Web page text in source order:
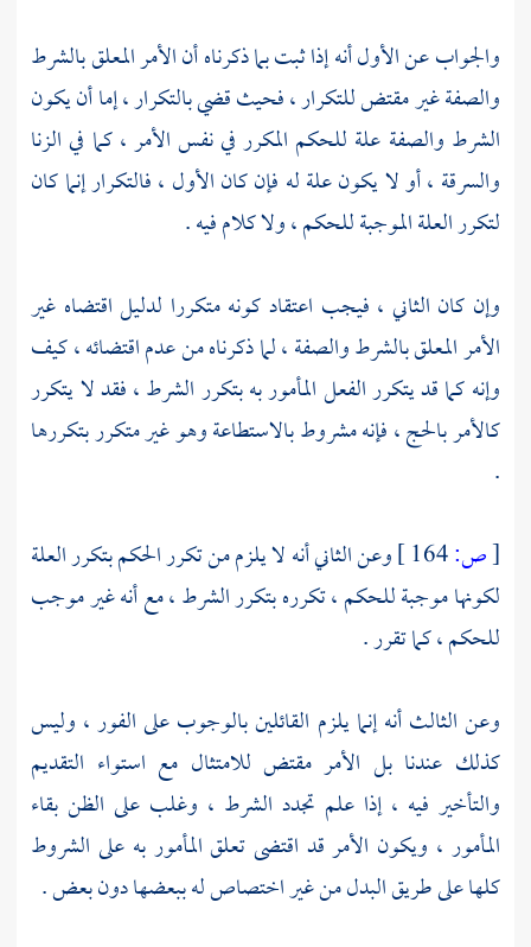
والجواب عن الأول أنه إذا ثبت بما ذكرناه أن الأمر المعلق بالشرط
والصفة غير مقتض للتكرار ، فحيث قضي بالتكرار ، إما أن يكون
الشرط والصفة علة للحكم المكرر في نفس الأمر ، كما في الزنا
والسرقة ، أو لا يكون علة له فإن كان الأول ، فالتكرار إنما كان
لتكرر العلة الموجبة للحكم ، ولا كلام فيه .
وإن كان الثاني ، فيجب اعتقاد كونه متكررا لدليل اقتضاه غير
الأمر المعلق بالشرط والصفة ، لما ذكرناه من عدم اقتضائه ، كيف
وإنه كما قد يتكرر الفعل المأمور به بتكرر الشرط ، فقد لا يتكرر
كالأمر بالحج ، فإنه مشروط بالاستطاعة وهو غير متكرر بتكررها
.
[ص:
وعن الثاني أنه لا يلزم من تكرر الحكم بتكرر العلة
لكونها موجبة للحكم ، تكرره بتكرر الشرط ، مع أنه غير موجب
للحكم ، كما تقرر .
وعن الثالث أنه إنما يلزم القائلين بالوجوب على الفور ، وليس
كذلك عندنا بل الأمر مقتض للامتثال مع استواء التقديم
والتأخير فيه ، إذا علم تجدد الشرط ، وغلب على الظن بقاء
المأمور ، ويكون الأمر قد اقتضى تعلق المأمور به على الشروط
كلها على طريق البدل من غير اختصاص له ببعضها دون بعض .